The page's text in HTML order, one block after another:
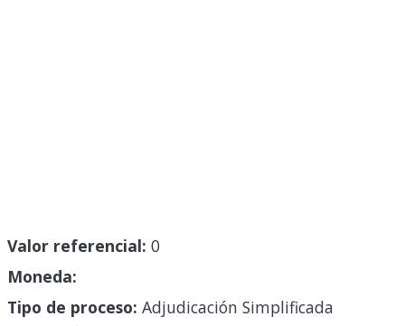
Valor referencial: 0
Moneda:
Tipo de proceso: Adjudicación Simplificada